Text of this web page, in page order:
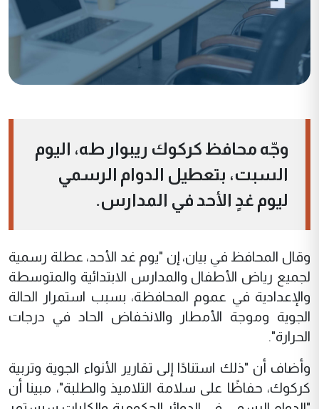
وجّه محافظ كركوك ريبوار طه، اليوم
السبت، بتعطيل الدوام الرسمي
ليوم غدٍ الأحد في المدارس.
وقال المحافظ في بيان، إن "يوم غد الأحد، عطلة رسمية
لجميع رياض الأطفال والمدارس الابتدائية والمتوسطة
والإعدادية في عموم المحافظة، بسبب استمرار الحالة
الجوية وموجة الأمطار والانخفاض الحاد في درجات
الحرارة".
وأضاف أن "ذلك استنادًا إلى تقارير الأنواء الجوية وتربية
كركوك، حفاظًا على سلامة التلاميذ والطلبة"، مبينا أن